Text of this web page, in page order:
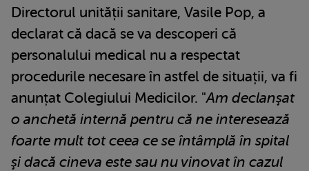
Directorul unității sanitare, Vasile Pop, a
declarat că dacă se va descoperi că
personalului medical nu a respectat
procedurile necesare în astfel de situații, va fi
anunțat Colegiului Medicilor. "Am declanşat
o anchetă internă pentru că ne interesează
foarte mult tot ceea ce se întâmplă în spital
şi dacă cineva este sau nu vinovat în cazul